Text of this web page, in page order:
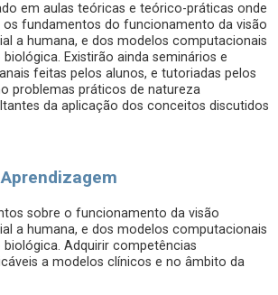
em aulas teóricas e teórico-práticas onde
os fundamentos do funcionamento da visão
a humana, e dos modelos computacionais
Existirão ainda seminários e
feitas pelos alunos, e tutoriadas pelos
problemas práticos de natureza
da aplicação dos conceitos discutidos
sobre o funcionamento da visão
a humana, e dos modelos computacionais
Adquirir competências
a modelos clínicos e no âmbito da